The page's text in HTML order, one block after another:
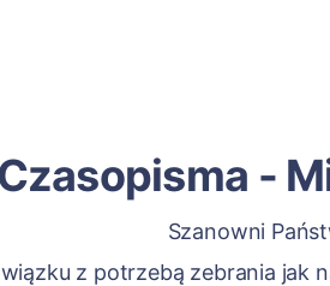
-
Szanowni
z potrzebą zebrania jak